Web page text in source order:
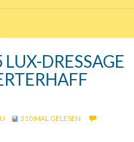
DRESSAGE
310 MAL GELESEN